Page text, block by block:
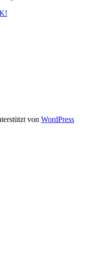
von WordPress